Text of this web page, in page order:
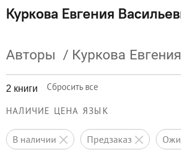
Куркова Евгения
Авторы / Куркова
2 книги Сбросить все
НАЛИЧИЕ ЦЕНА ЯЗЫК
в наличии предзаказ